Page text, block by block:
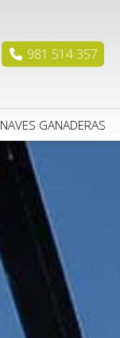
981 514 357
NAVES GANADERAS